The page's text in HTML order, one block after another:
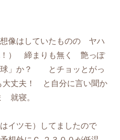
像はしていたものの ヤハ
） 締まりも無く 艶っぽ
」か？ とチョッとがっ
！ と自分に言い聞か
就寝。
イツモ）してましたので